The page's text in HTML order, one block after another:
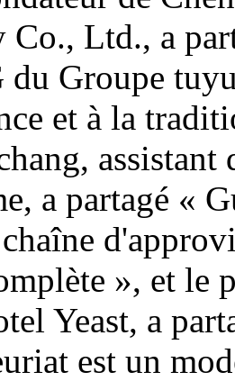
Co., Ltd., a
Groupe
et à la
assistant
a partagé «
», et le
Yeast, a
est un